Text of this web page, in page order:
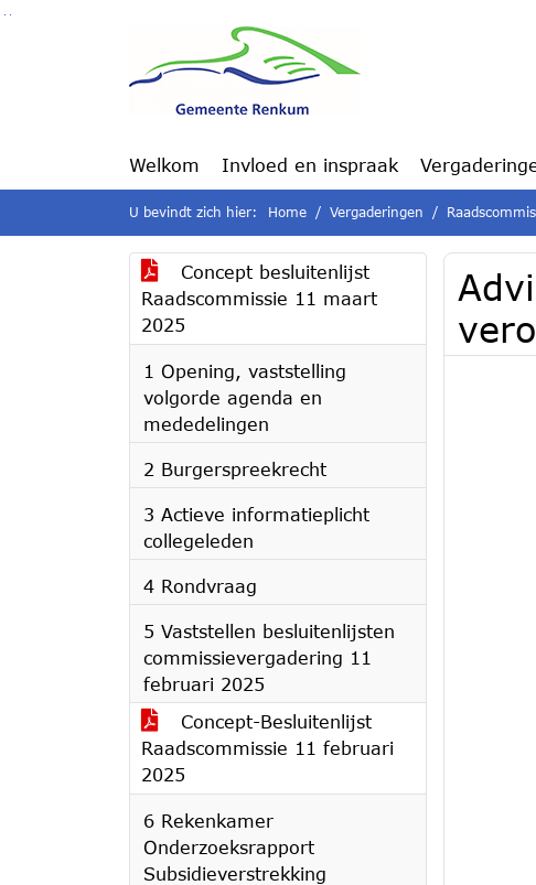
Ga naar de inhoud van deze pagina
Welkom Invloed en inspraak
U bevindt zich hier: Home Vergaderingen
Concept besluitenlijst
Raadscommissie 11 maart
2025
1 Opening, vaststelling
volgorde agenda en
mededelingen
2 Burgerspreekrecht
3 Actieve informatieplicht
collegeleden
4 Rondvraag
5 Vaststellen besluitenlijsten
commissievergadering 11
februari 2025
Concept-Besluitenlijst
Raadscommissie 11 februari
2025
6 Rekenkamer
Onderzoeksrapport
Subsidieverstrekking